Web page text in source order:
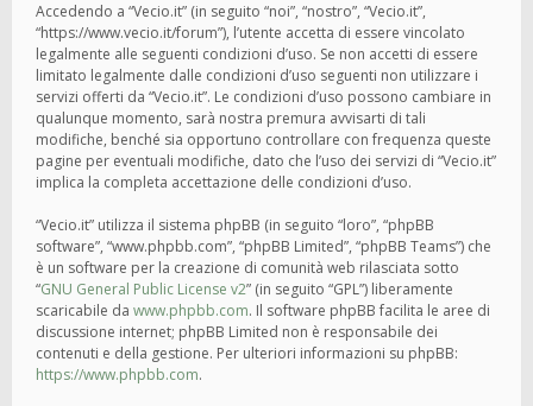
Accedendo a “Vecio.it” (in seguito “noi”, “nostro”, “Vecio.it”,
“https://www.vecio.it/forum”), l’utente accetta di essere vincolato
legalmente alle seguenti condizioni d’uso. Se non accetti di essere
limitato legalmente dalle condizioni d’uso seguenti non utilizzare i
servizi offerti da “Vecio.it”. Le condizioni d’uso possono cambiare in
qualunque momento, sarà nostra premura avvisarti di tali
modifiche, benché sia opportuno controllare con frequenza queste
pagine per eventuali modifiche, dato che l’uso dei servizi di “Vecio.it”
implica la completa accettazione delle condizioni d’uso.
“Vecio.it” utilizza il sistema phpBB (in seguito “loro”, “phpBB
software”, “www.phpbb.com”, “phpBB Limited”, “phpBB Teams”) che
è un software per la creazione di comunità web rilasciata sotto
“GNU General Public License v2” (in seguito “GPL”) liberamente
scaricabile da www.phpbb.com. Il software phpBB facilita le aree di
discussione internet; phpBB Limited non è responsabile dei
contenuti e della gestione. Per ulteriori informazioni su phpBB:
https://www.phpbb.com.